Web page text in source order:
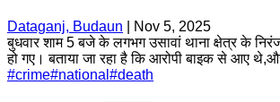
Dataganj, Budaun
Nov 5, 2025
बुधवार शाम 5 बजे के लगभग उसावां थाना क्षेत्र के
हो गए। बताया जा रहा है कि आरोपी बाइक से आए
#crime#national #death